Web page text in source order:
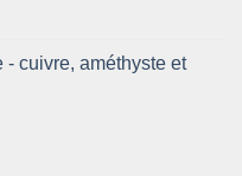
cuivre, améthyste et